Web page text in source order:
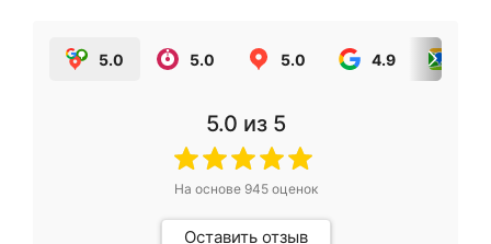
5.0 5.0 5.0 4.9
5.0 из 5
На основе 945оценок
Оставить отзыв